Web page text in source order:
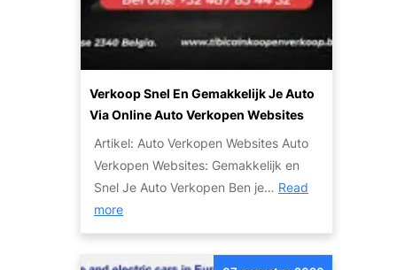
Verkoop Snel En Gemakkelijk Je Auto
Via Online Auto Verkopen Websites
Artikel: Auto Verkopen Websites Auto
Verkopen Websites: Gemakkelijk en
Snel Je Auto Verkopen Ben je… Read
more:
V